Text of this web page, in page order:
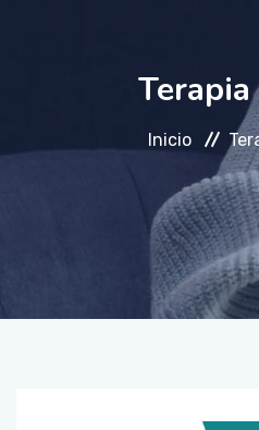
FALE CONOSCOInicio